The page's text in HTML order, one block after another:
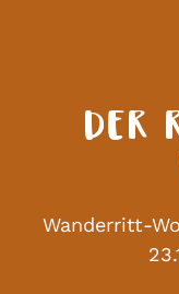
DER
Wanderritt-